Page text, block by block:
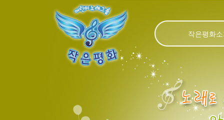
작은평화